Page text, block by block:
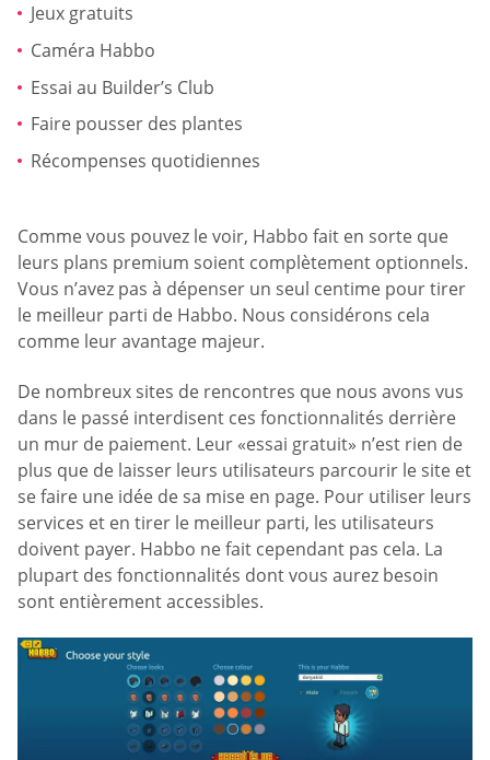
Jeux gratuits
Caméra Habbo
Essai au Builder’s Club
Faire pousser des plantes
Récompenses quotidiennes
Comme vous pouvez le voir, Habbo fait en sorte que
leurs plans premium soient complètement optionnels.
Vous n’avez pas à dépenser un seul centime pour tirer
le meilleur parti de Habbo. Nous considérons cela
comme leur avantage majeur.
De nombreux sites de rencontres que nous avons vus
dans le passé interdisent ces fonctionnalités derrière
un mur de paiement. Leur «essai gratuit» n’est rien de
plus que de laisser leurs utilisateurs parcourir le site et
se faire une idée de sa mise en page. Pour utiliser leurs
services et en tirer le meilleur parti, les utilisateurs
doivent payer. Habbo ne fait cependant pas cela. La
plupart des fonctionnalités dont vous aurez besoin
sont entièrement accessibles.